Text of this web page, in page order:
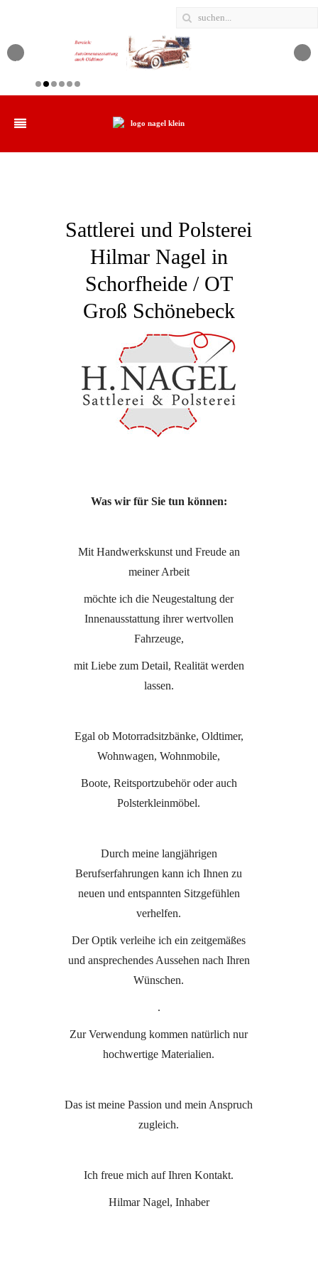
›
‹
Sattlerei und Polsterei
Hilmar Nagel in
Schorfheide / OT
Groß Schönebeck
Was wir für Sie tun können:
Mit Handwerkskunst und Freude an
meiner Arbeit
möchte ich die Neugestaltung der
Innenausstattung ihrer wertvollen
Fahrzeuge,
mit Liebe zum Detail, Realität werden
lassen.
Egal ob Motorradsitzbänke, Oldtimer,
Wohnwagen, Wohnmobile,
Boote, Reitsportzubehör oder auch
Polsterkleinmöbel.
Durch meine langjährigen
Berufserfahrungen kann ich Ihnen zu
neuen und entspannten Sitzgefühlen
verhelfen.
Der Optik verleihe ich ein zeitgemäßes
und ansprechendes Aussehen nach Ihren
Wünschen.
.
Zur Verwendung kommen natürlich nur
hochwertige Materialien.
Das ist meine Passion und mein Anspruch
zugleich.
Ich freue mich auf Ihren Kontakt.
Hilmar Nagel, Inhaber